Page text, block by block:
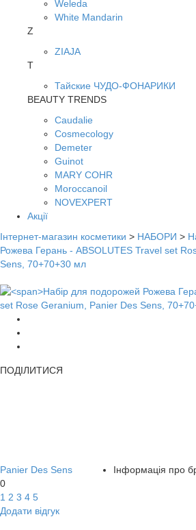
Weleda
White Mandarin
Z
ZIAJA
Т
Тайские ЧУДО-ФОНАРИКИ
BEAUTY TRENDS
Caudalie
Cosmecology
Demeter
Guinot
MARY COHR
Moroccanoil
NOVEXPERT
Акції
Інтернет-магазин косметики > НАБОРИ >
Рожева Герань - ABSOLUTES Travel set
Sens, 70+70+30 мл
ПОДІЛИТИСЯ
Інформація про
Panier Des Sens
0
1 2 3 4 5
Додати відгук